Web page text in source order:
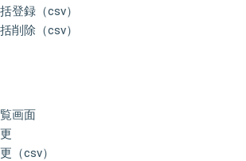
登録（csv）
削除（csv）
画面
（csv）